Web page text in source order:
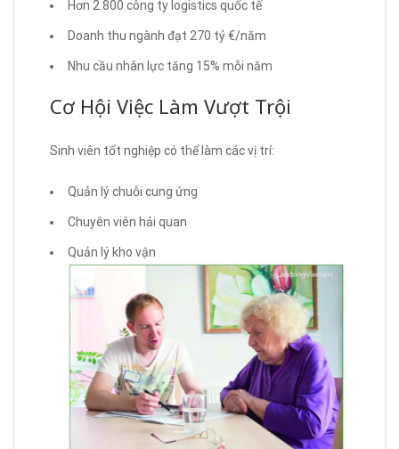
Hơn 2.800 công ty logistics quốc tế
Doanh thu ngành đạt 270 tỷ €/năm
Nhu cầu nhân lực tăng 15% mỗi năm
Cơ Hội Việc Làm Vượt Trội
Sinh viên tốt nghiệp có thể làm các vị trí:
Quản lý chuỗi cung ứng
Chuyên viên hải quan
Quản lý kho vận